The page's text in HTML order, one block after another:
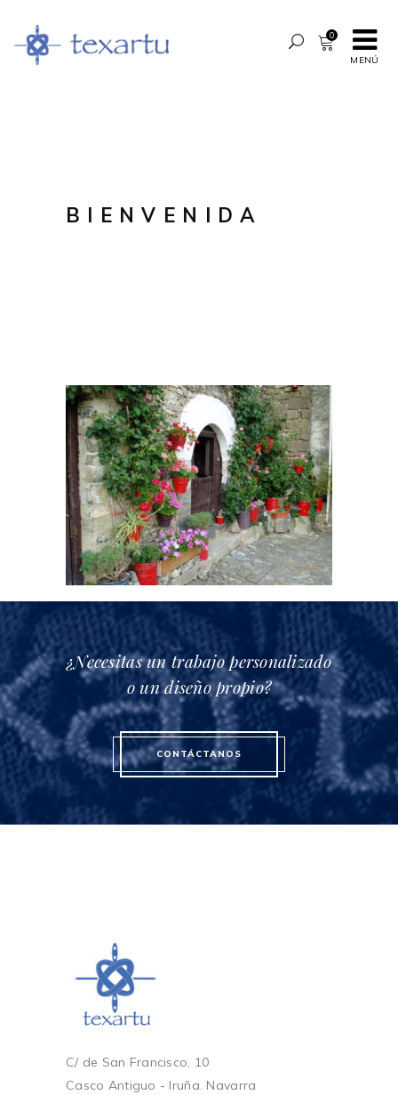
MENÚ
0
BIENVENIDA
¿Necesitas un trabajo personalizado
o un diseño propio?
CONTÁCTANOS
C/ de San Francisco, 10
Casco Antiguo - Iruña. Navarra